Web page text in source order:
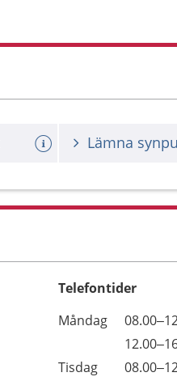
Telefontider
Dag
Öppettider
Kommentarer
Måndag
Tisdag